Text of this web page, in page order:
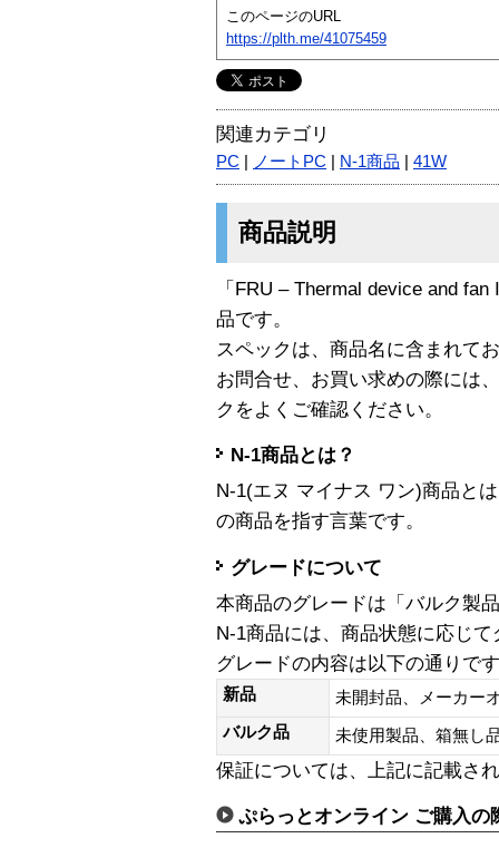
このページのURL
https://plth.me/41075459
関連カテゴリ
PC ノートPC N-1商品 41W
商品説明
「FRU – Thermal device and
品です。
スペックは、商品名に含まれて
お問合せ、お買い求めの際には
クをよくご確認ください。
N-1商品とは？
N-1(エヌ マイナス ワン)商品と
の商品を指す言葉です。
グレードについて
本商品のグレードは「バルク製
N-1商品には、商品状態に応じ
グレードの内容は以下の通りで
新品
未開封品、メーカー
バルク品
未使用製品、箱無
保証については、上記に記載さ
ぷらっとオンライン ご購入の